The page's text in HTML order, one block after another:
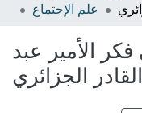
علم الإجتماع
فكر الأمير عبد
القادر الجزائري